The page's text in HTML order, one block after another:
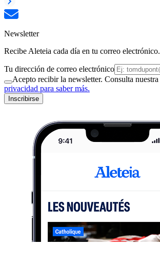
Newsletter
Recibe Aleteia cada día en tu correo electrónico.
Tu dirección de correo electrónico
Acepto recibir la newsletter. Consulta nuestra
privacidad para saber más.
Inscribirse